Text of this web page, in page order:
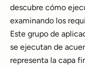
descubre cómo
examinando los
Este grupo de
se ejecutan de
representa la capa